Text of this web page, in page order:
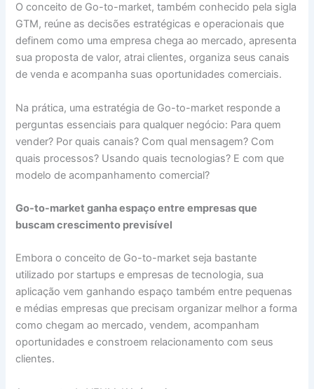
O conceito de Go-to-market, também conhecido pela sigla
GTM, reúne as decisões estratégicas e operacionais que
definem como uma empresa chega ao mercado, apresenta
sua proposta de valor, atrai clientes, organiza seus canais
de venda e acompanha suas oportunidades comerciais.
Na prática, uma estratégia de Go-to-market responde a
perguntas essenciais para qualquer negócio: Para quem
vender? Por quais canais? Com qual mensagem? Com
quais processos? Usando quais tecnologias? E com que
modelo de acompanhamento comercial?
Go-to-market ganha espaço entre empresas que
buscam crescimento previsível
Embora o conceito de Go-to-market seja bastante
utilizado por startups e empresas de tecnologia, sua
aplicação vem ganhando espaço também entre pequenas
e médias empresas que precisam organizar melhor a forma
como chegam ao mercado, vendem, acompanham
oportunidades e constroem relacionamento com seus
clientes.